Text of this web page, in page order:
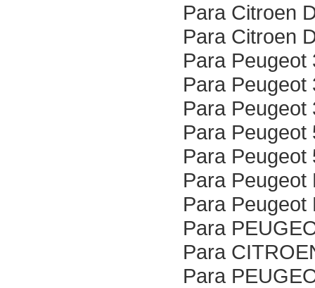
Para Citroen
Para Citroen
Para Peugeot
Para Peugeot
Para Peugeot
Para Peugeot
Para Peugeot
Para Peugeot
Para Peugeot
Para
Para
Para